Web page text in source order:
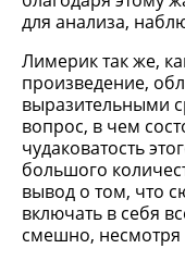
для анализа,
Лимерик так же,
произведение,
выразительными
вопрос, в чем
чудаковатость
большого
вывод о том, что
включать в себя
смешно, несмотря